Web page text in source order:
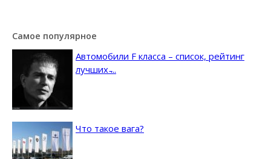
Самое популярное
Автомобили F класса – список, рейтинг
лучших ̵...
Что такое вага?